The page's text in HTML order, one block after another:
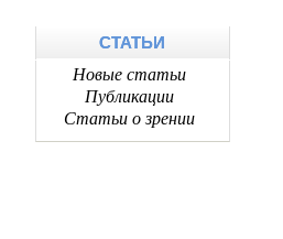
СТАТЬИ
Новые статьи
Публикации
Статьи о зрении